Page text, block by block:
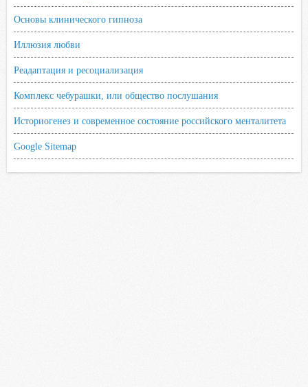
Основы клинического гипноза
Иллюзия любви
Реадаптация и ресоциализация
Комплекс чебурашки, или общество послушания
Историогенез и современное состояние российского менталитета
Google Sitemap